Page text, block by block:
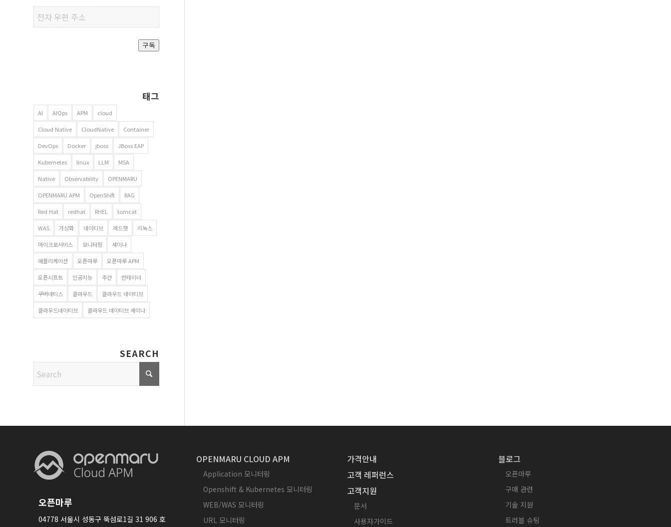
우편
주소
구독
태그
AI AIOps APM cloud
Cloud Native CloudNative Container
DevOps Docker jboss JBoss EAP
Kubernetes linux LLM MSA
Native Observability OPENMARU
OPENMARU APM OpenShift RAG
Red Hat redhat RHEL tomcat
WAS 가상화 네이티브 레드햇 리눅스
마이크로서비스 모니터링 세미나
애플리케이션 오픈마루 오픈마루 APM
오픈시프트 인공지능 주간 컨테이너
쿠버네티스 클라우드 클라우드 네이티브
클라우드네이티브 클라우드 네이티브 세미나
SEARCH
오픈마루
04778 서울시 성동구 뚝섬로1길 31 906 호
OPENMARU CLOUD APM
Application 모니터링
Openshift & Kubernetes 모니터링
WEB/WAS 모니터링
URL 모니터링
가격안내
고객 레퍼런스
고객지원
문서
사용자가이드
블로그
오픈마루
구매 관련
기술 지원
트러블 슈팅